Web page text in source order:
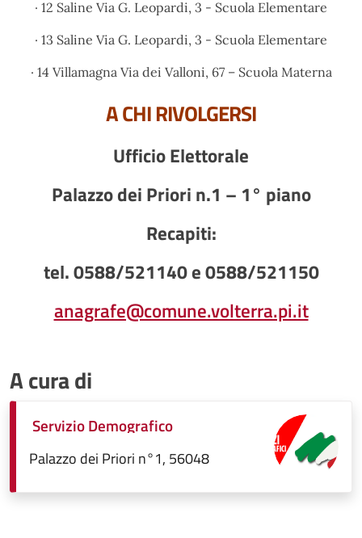
· 12 Saline Via G. Leopardi, 3 - Scuola Elementare
· 13 Saline Via G. Leopardi, 3 - Scuola Elementare
· 14 Villamagna Via dei Valloni, 67 – Scuola Materna
A CHI RIVOLGERSI
Ufficio Elettorale
Palazzo dei Priori n.1 – 1° piano
Recapiti:
tel. 0588/521140 e 0588/521150
anagrafe@comune.volterra.pi.it
A cura di
Servizio Demografico
Palazzo dei Priori n°1, 56048